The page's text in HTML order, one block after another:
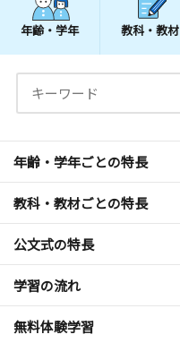
年齢・学年 教科・教材
年齢・学年ごとの特長
教科・教材ごとの特長
公文式の特長
学習の流れ
無料体験学習